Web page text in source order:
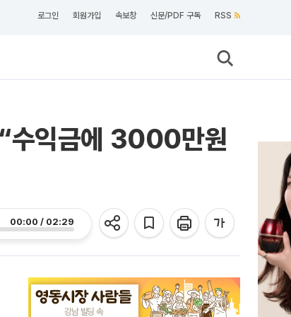
로그인 회원가입 속보창 신문/PDF 구독 RSS
수익금에 3000만원
00:00 / 02:29